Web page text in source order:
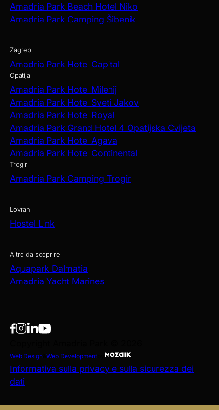
Amadria Park Beach Hotel Niko
Amadria Park Camping Šibenik
Zagreb
Amadria Park Hotel Capital
Opatija
Amadria Park Hotel Milenij
Amadria Park Hotel Sveti Jakov
Amadria Park Hotel Royal
Amadria Park Grand Hotel 4 Opatijska Cvijeta
Amadria Park Hotel Agava
Amadria Park Hotel Continental
Trogir
Amadria Park Camping Trogir
Lovran
Hostel Link
Altro da scoprire
Aquapark Dalmatia
Amadria Yacht Marines
Web Design Web Development
Informativa sulla privacy e sulla sicurezza dei
dati